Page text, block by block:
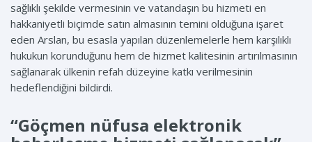
sağlıklı şekilde vermesinin ve vatandaşın bu hizmeti en
hakkaniyetli biçimde satın almasının temini olduğuna işaret
eden Arslan, bu esasla yapılan düzenlemelerle hem karşılıklı
hukukun korunduğunu hem de hizmet kalitesinin artırılmasının
sağlanarak ülkenin refah düzeyine katkı verilmesinin
hedeflendiğini bildirdi.
“Göçmen nüfusa elektronik